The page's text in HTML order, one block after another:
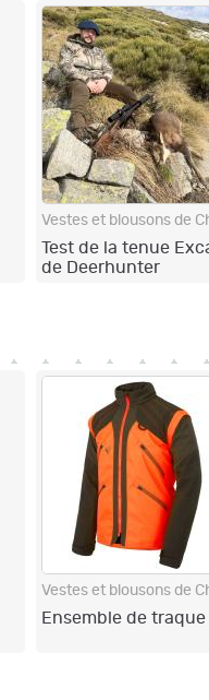
Vestes et blousons de
Test de la tenue
de Deerhunter
Vestes et blousons de
Ensemble de